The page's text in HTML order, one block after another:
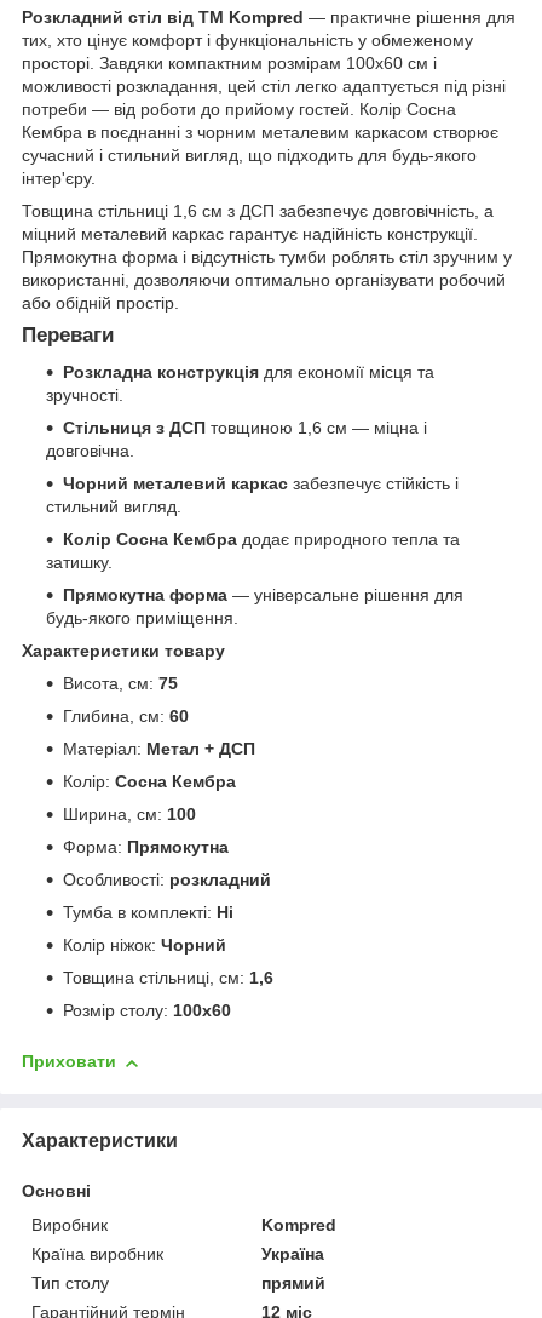
Розкладний стіл від ТМ Kompred — практичне рішення для
тих, хто цінує комфорт і функціональність у обмеженому
просторі. Завдяки компактним розмірам 100х60 см і
можливості розкладання, цей стіл легко адаптується під різні
потреби — від роботи до прийому гостей. Колір Сосна
Кембра в поєднанні з чорним металевим каркасом створює
сучасний і стильний вигляд, що підходить для будь-якого
інтер'єру.
Товщина стільниці 1,6 см з ДСП забезпечує довговічність, а
міцний металевий каркас гарантує надійність конструкції.
Прямокутна форма і відсутність тумби роблять стіл зручним у
використанні, дозволяючи оптимально організувати робочий
або обідній простір.
Переваги
Розкладна конструкція для економії місця та
зручності.
Стільниця з ДСП товщиною 1,6 см — міцна і
довговічна.
Чорний металевий каркас забезпечує стійкість і
стильний вигляд.
Колір Сосна Кембра додає природного тепла та
затишку.
Прямокутна форма — універсальне рішення для
будь-якого приміщення.
Характеристики товару
Висота, см: 75
Глибина, см: 60
Матеріал: Метал + ДСП
Колір: Сосна Кембра
Ширина, см: 100
Форма: Прямокутна
Особливості: розкладний
Тумба в комплекті: Ні
Колір ніжок: Чорний
Товщина стільниці, см: 1,6
Розмір столу: 100х60
Приховати
Характеристики
Основні
Виробник
Kompred
Країна виробник
Україна
Тип столу
прямий
Гарантійний термін
12 міс